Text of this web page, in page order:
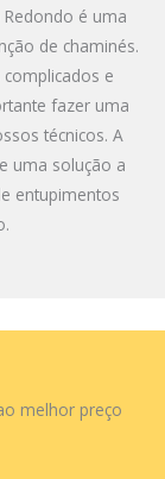
é uma
de chaminés.
e
fazer uma
técnicos. A
uma solução a
entupimentos
melhor preço